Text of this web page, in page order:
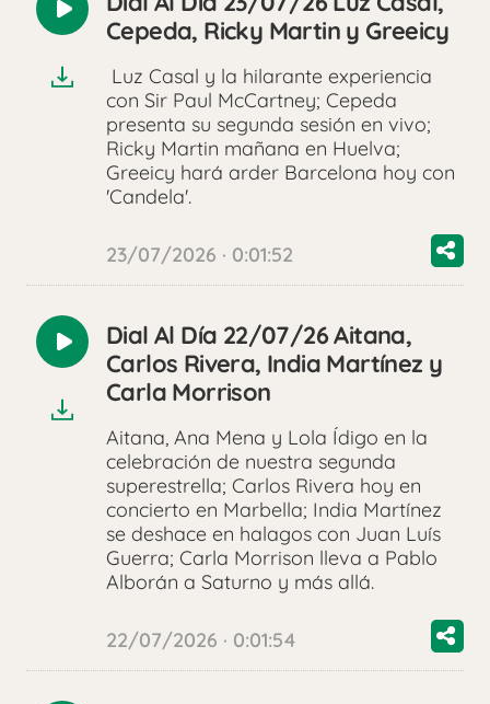
Reproducir
audioCepeda, Ricky Martin y Greeicy
Luz Casal y la hilarante experiencia
con Sir Paul McCartney; Cepeda
presenta su segunda sesión en vivo;
Ricky Martin mañana en Huelva;
Greeicy hará arder Barcelona hoy con
'Candela'.
23/07/2026 · 0:01:52
Reproducir
audio
Dial Al Día 22/07/26 Aitana,
Carlos Rivera, India Martínez y
Carla Morrison
Aitana, Ana Mena y Lola Ídigo en la
celebración de nuestra segunda
superestrella; Carlos Rivera hoy en
concierto en Marbella; India Martínez
se deshace en halagos con Juan Luís
Guerra; Carla Morrison lleva a Pablo
Alborán a Saturno y más allá.
22/07/2026 · 0:01:54